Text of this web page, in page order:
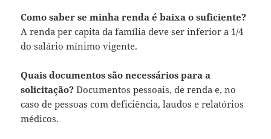
Como saber se minha renda é baixa o suficiente?
A renda per capita da família deve ser inferior a 1/4
do salário mínimo vigente.
Quais documentos são necessários para a
solicitação? Documentos pessoais, de renda e, no
caso de pessoas com deficiência, laudos e relatórios
médicos.